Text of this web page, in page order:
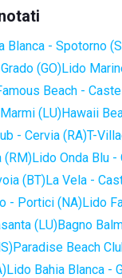
Blanca - Spotorno
(GO)Lido
Beach -
(LU)Hawaii
- Cervia (RA)T-
(RM)Lido Onda Blu -
(BT)La Vela -
- Portici (NA)Lido
(LU)Bagno
Paradise Beach
Lido Bahia Blanca -